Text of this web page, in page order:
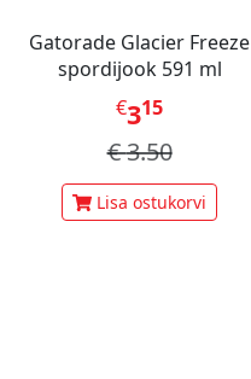
Gatorade Glacier Freeze
spordijook 591 ml
€315
€3.50
Lisa ostukorvi